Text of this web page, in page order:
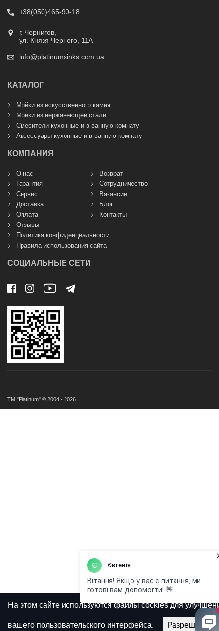
+38(050)465-90-18
г. Чернигов,
ул. Князя Черного, 11А
info@platinumsinks.com.ua
КАТАЛОГ
Мойки из искусственного камня
Мойки из нержавеющей стали
Смесители кухонные и в ванную комнату
Аксессуары кухонные и в ванную комнату
КОМПАНИЯ
О нас
Гарантия
Сервис
Доставка
Оплата
Возврат
Сотрудничество
Вакансии
Блог
Контакты
Отзывы
Политика конфиденциальности
Правила использования сайта
СОЦИАЛЬНЫЕ СЕТИ
ТМ "Platinum" © 2004 - 2026
На этом сайте используются файлы cookies для
вашего пользовательского интерфейса. Разрешить